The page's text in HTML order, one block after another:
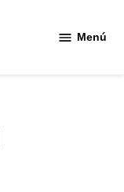
Menú